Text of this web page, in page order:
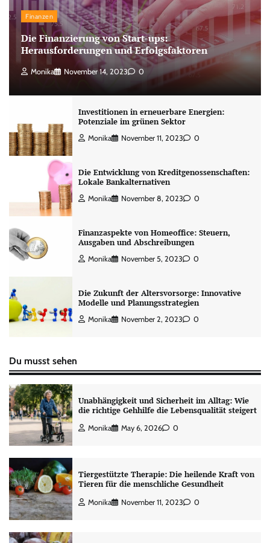
Finanzen
Die Finanzierung von Start-ups:
Herausforderungen und Erfolgsfaktoren
Monika November 14, 2023 0
Investitionen in erneuerbare Energien:
Potenziale im grünen Sektor
Monika November 11, 2023 0
Die Entwicklung von Kreditgenossenschaften:
Lokale Bankalternativen
Monika November 8, 2023 0
Finanzaspekte von Homeoffice: Steuern,
Ausgaben und Abschreibungen
Monika November 5, 2023 0
Die Zukunft der Altersvorsorge: Innovative
Modelle und Planungsstrategien
Monika November 2, 2023 0
Du musst sehen
Unabhängigkeit und Sicherheit im Alltag: Wie
die richtige Gehhilfe die Lebensqualität steigert
Monika May 6, 2026 0
Tiergestützte Therapie: Die heilende Kraft von
Tieren für die menschliche Gesundheit
Monika November 11, 2023 0